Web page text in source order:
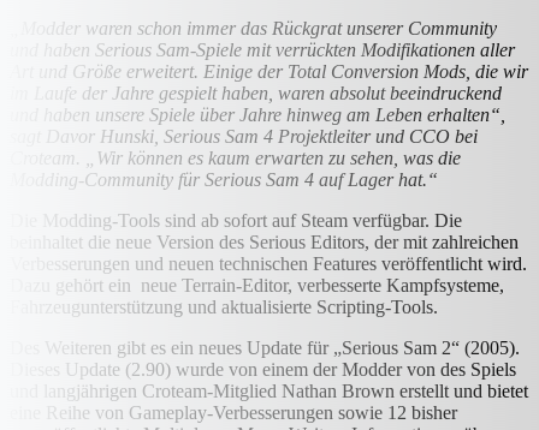
„Modder waren schon immer das Rückgrat unserer Community
und haben Serious Sam-Spiele mit verrückten Modifikationen aller
Art und Größe erweitert. Einige der Total Conversion Mods, die wir
im Laufe der Jahre gespielt haben, waren absolut beeindruckend
und haben unsere Spiele über Jahre hinweg am Leben erhalten“,
sagt Davor Hunski, Serious Sam 4 Projektleiter und CCO bei
Croteam. „Wir können es kaum erwarten zu sehen, was die
Modding-Community für Serious Sam 4 auf Lager hat.“
Die Modding-Tools sind ab sofort auf Steam verfügbar. Die
beinhaltet die neue Version des Serious Editors, der mit zahlreichen
Verbesserungen und neuen technischen Features veröffentlicht wird.
Dazu gehört ein neue Terrain-Editor, verbesserte Kampfsysteme,
Fahrzeugunterstützung und aktualisierte Scripting-Tools.
Des Weiteren gibt es ein neues Update für „Serious Sam 2“ (2005).
Dieses Update (2.90) wurde von einem der Modder von des Spiels
und langjährigen Croteam-Mitglied Nathan Brown erstellt und bietet
eine Reihe von Gameplay-Verbesserungen sowie 12 bisher